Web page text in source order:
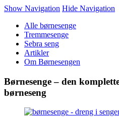
Show Navigation Hide Navigation
Alle børnesenge
Tremmesenge
Sebra seng
Artikler
Om Børnesengen
Børnesenge – den
børneseng